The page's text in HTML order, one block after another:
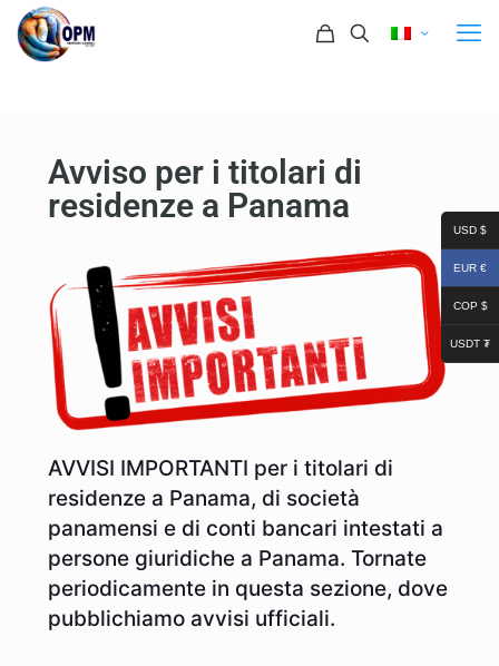
Avviso per i titolari di
residenze a Panama
AVVISI IMPORTANTI per i titolari di
residenze a Panama, di società
panamensi e di conti bancari intestati a
persone giuridiche a Panama. Tornate
periodicamente in questa sezione, dove
pubblichiamo avvisi ufficiali.
USD $
EUR €
COP $
USDT ₮